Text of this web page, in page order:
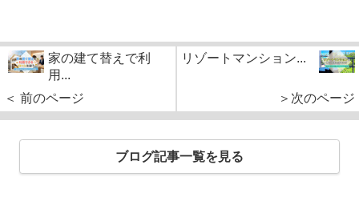
家の建て替えで利
用...
＜ 前のページ
リゾートマンション...
＞次のページ
ブログ記事一覧を見る